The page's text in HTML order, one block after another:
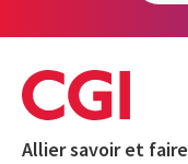
Allier savoir et faire